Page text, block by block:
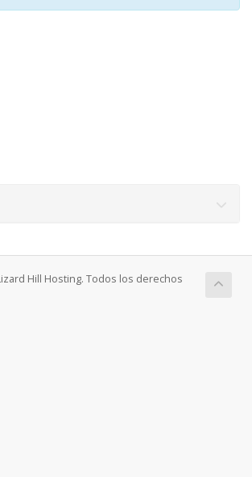
Hill Hosting. Todos los derechos